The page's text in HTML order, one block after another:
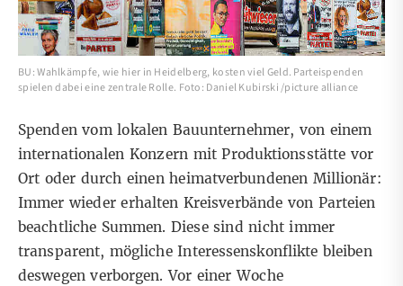
BU: Wahlkämpfe, wie hier in Heidelberg, kosten viel Geld. Parteispenden
spielen dabei eine zentrale Rolle. Foto: Daniel Kubirski /picture alliance
Spenden vom lokalen Bauunternehmer, von einem
internationalen Konzern mit Produktionsstätte vor
Ort oder durch einen heimatverbundenen Millionär:
Immer wieder erhalten Kreisverbände von Parteien
beachtliche Summen. Diese sind nicht immer
transparent, mögliche Interessenskonflikte bleiben
deswegen verborgen. Vor einer Woche